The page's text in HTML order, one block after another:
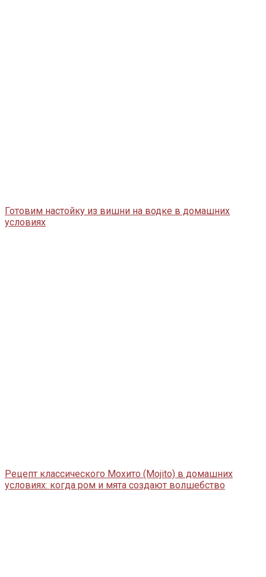
Готовим настойку из вишни на водке в домашних
условиях
Рецепт классического Мохито (Mojito) в домашних
условиях: когда ром и мята создают волшебство